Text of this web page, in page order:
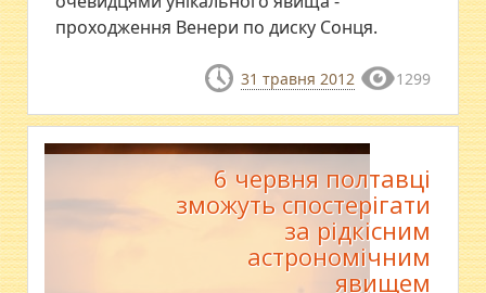
проходження Венери по диску Сонця.
31 травня 2012 1299
6 червня полтавці
зможуть спостерігати
за рідкісним
астрономічним
явищем